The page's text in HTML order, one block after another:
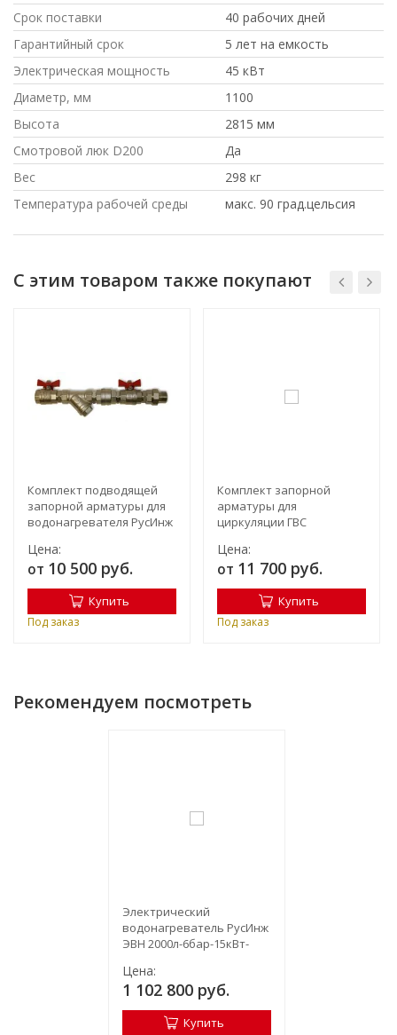
Срок поставки
40 рабочих дней
Гарантийный срок
5 лет на емкость
Электрическая мощность
45 кВт
Диаметр, мм
1100
Высота
2815 мм
Смотровой люк D200
Да
Вес
298 кг
Температура рабочей среды
макс. 90 град.цельсия
С этим товаром также покупают
Комплект подводящей
запорной арматуры для
водонагревателя РусИнж
Цена:
от 10 500 руб.
Купить
Под заказ
Комплект запорной
арматуры для
циркуляции ГВС
Цена:
от 11 700 руб.
Купить
Под заказ
Рекомендуем посмотреть
Электрический
водонагреватель РусИнж
ЭВН 2000л-6бар-15кВт-
Цена:
1 102 800 руб.
Купить